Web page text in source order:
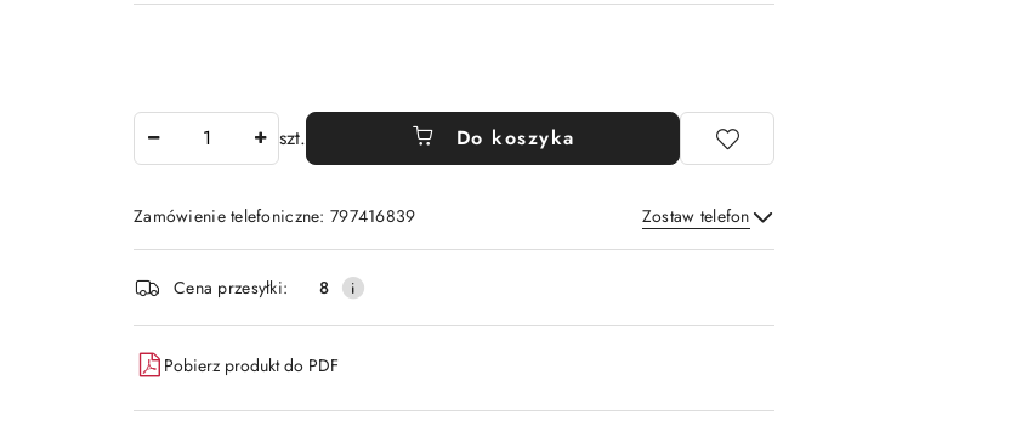
szt. Do koszyka
Zamówienie telefoniczne: 797416839 Zostaw telefon
Wyślij
Dostępność
i
dostawa
Cena przesyłki: 8
Pobierz produkt do PDF